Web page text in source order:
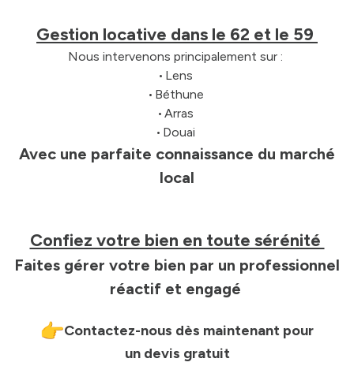
Gestion locative dans le 62 et le 59
Nous intervenons principalement sur :
• Lens
• Béthune
• Arras
• Douai
Avec une parfaite connaissance du marché
local
Confiez votre bien en toute sérénité
Faites gérer votre bien par un professionnel
réactif et engagé
Contactez-nous dès maintenant pour
un devis gratuit